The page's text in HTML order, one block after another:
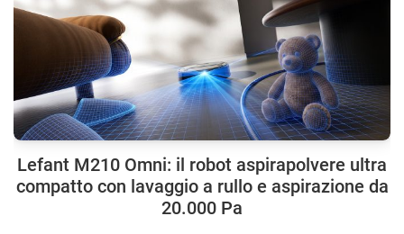
Lefant M210 Omni: il robot aspirapolvere ultra
compatto con lavaggio a rullo e aspirazione da
20.000 Pa